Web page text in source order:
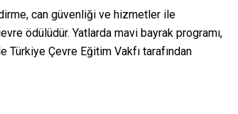
can güvenliği ve hizmetler ile
ödülüdür. Yatlarda mavi bayrak programı,
Türkiye Çevre Eğitim Vakfı tarafından